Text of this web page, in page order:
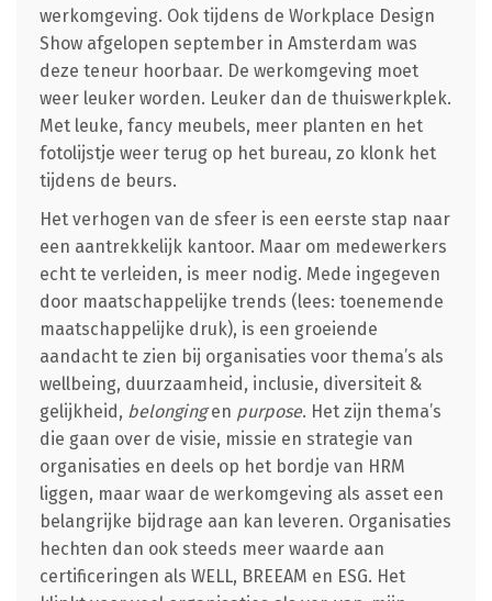
werkomgeving. Ook tijdens de Workplace Design
Show afgelopen september in Amsterdam was
deze teneur hoorbaar. De werkomgeving moet
weer leuker worden. Leuker dan de thuiswerkplek.
Met leuke, fancy meubels, meer planten en het
fotolijstje weer terug op het bureau, zo klonk het
tijdens de beurs.
Het verhogen van de sfeer is een eerste stap naar
een aantrekkelijk kantoor. Maar om medewerkers
echt te verleiden, is meer nodig. Mede ingegeven
door maatschappelijke trends (lees: toenemende
maatschappelijke druk), is een groeiende
aandacht te zien bij organisaties voor thema’s als
wellbeing, duurzaamheid, inclusie, diversiteit &
gelijkheid, belongingen purpose. Het zijn thema’s
die gaan over de visie, missie en strategie van
organisaties en deels op het bordje van HRM
liggen, maar waar de werkomgeving als asset een
belangrijke bijdrage aan kan leveren. Organisaties
hechten dan ook steeds meer waarde aan
certificeringen als WELL, BREEAM en ESG. Het